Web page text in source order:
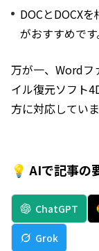
DOCとDOCX
がおすすめです
万が一、Wordフ
イル復元ソフト
方に対応していま
💡 AIで記事の
ChatGPT
Grok